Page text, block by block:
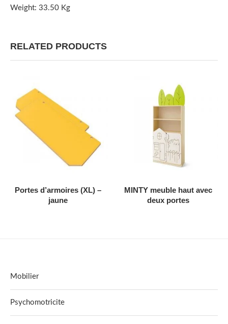
Weight: 33.50 Kg
RELATED PRODUCTS
AJOUTER AU DEVIS
Portes d’armoires (XL) –
jaune
AJOUTER AU DEVIS
MINTY meuble haut avec
deux portes
Mobilier
Psychomotricite